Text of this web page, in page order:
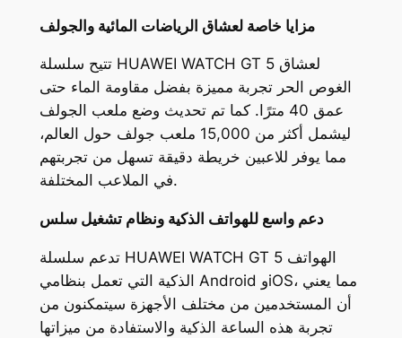
مزايا خاصة لعشاق الرياضات المائية والجولف
تتيح سلسلة HUAWEI WATCH GT 5 لعشاق
الغوص الحر تجربة مميزة بفضل مقاومة الماء حتى
عمق 40 مترًا. كما تم تحديث وضع ملعب الجولف
ليشمل أكثر من 15,000 ملعب جولف حول العالم،
مما يوفر للاعبين خريطة دقيقة تسهل من تجربتهم
في الملاعب المختلفة.
دعم واسع للهواتف الذكية ونظام تشغيل سلس
تدعم سلسلة HUAWEI WATCH GT 5 الهواتف
الذكية التي تعمل بنظامي Android وiOS، مما يعني
أن المستخدمين من مختلف الأجهزة سيتمكنون من
تجربة هذه الساعة الذكية والاستفادة من ميزاتها